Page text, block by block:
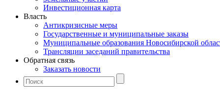
Инвестиционная карта
Власть
Антикризисные меры
Государственные и муниципальные заказы
Муниципальные образования Новосибирской
Трансляции заседаний правительства
Обратная связь
Заказать новости